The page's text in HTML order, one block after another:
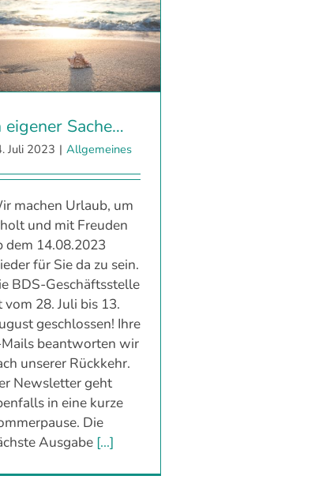
eigener Sache…
Juli 2023 | Allgemeines
machen Urlaub, um
und mit Freuden
dem 14.08.2023
für Sie da zu sein.
BDS-Geschäftsstelle
vom 28. Juli bis 13.
geschlossen! Ihre
beantworten wir
unserer Rückkehr.
Newsletter geht
in eine kurze
Die
Ausgabe [...]